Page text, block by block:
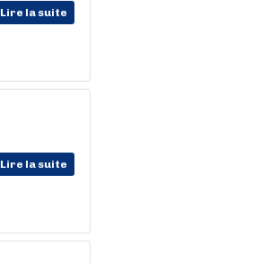
Lire la suite
Lire la suite